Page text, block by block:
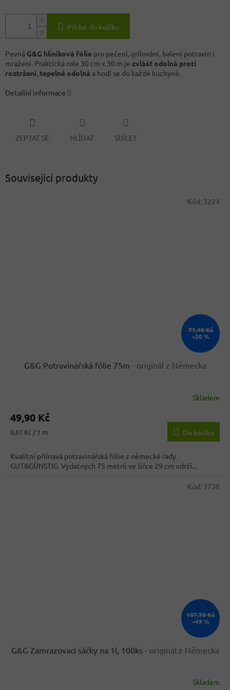
Přidat do košíku
Pevná G&G hliníková fólie pro pečení, grilování, balení potravin i
mražení. Praktická role 30 cm x 30 m je zvlášť odolná proti
roztržení, tepelně odolná a hodí se do každé kuchyně.
Detailní informace
ZEPTAT SE HLÍDAT SDÍLET
Související produkty
71,40 Kč
–30 %
G&G Potravinářská fólie 75m - originál z Německa
produktu
4,1
5
hvězdiček.
Skladem
49,90 Kč
Měrná
0,67 Kč / 1 m Do košíku
Kvalitní přilnavá potravinářská fólie z německé řady
GUT&GÜNSTIG. Vydatných 75 metrů ve šířce 29 cm udrží...
Kód: 3224
107,70 Kč
–49 %
G&G Zamrazovací sáčky na 1l, 100ks - originál z Německa
Skladem
Kód: 3738